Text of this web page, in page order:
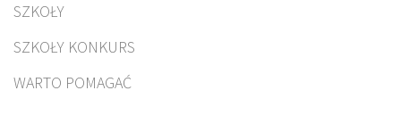
SZKOŁY
SZKOŁY KONKURS
WARTO POMAGAĆ